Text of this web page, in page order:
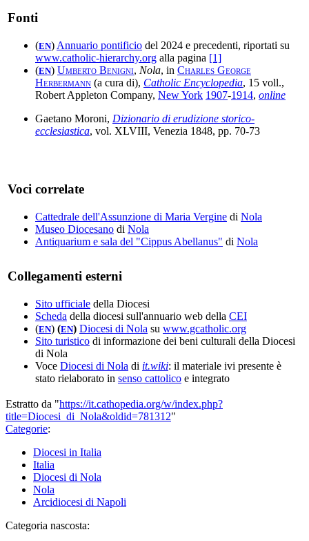
Fonti
(EN) Annuario pontificio del 2024 e precedenti, riportati su
www.catholic-hierarchy.org alla pagina [1]
(EN) Umberto Benigni, Nola, in Charles George
Herbermann (a cura di), Catholic Encyclopedia, 15 voll.,
Robert Appleton Company, New York 1907-1914, online
Gaetano Moroni, Dizionario di erudizione storico-
ecclesiastica, vol. XLVIII, Venezia 1848, pp. 70-73
Voci correlate
Cattedrale dell'Assunzione di Maria Vergine di Nola
Museo Diocesano di Nola
Antiquarium e sala del "Cippus Abellanus" di Nola
Collegamenti esterni
Sito ufficiale della Diocesi
Scheda della diocesi sull'annuario web della CEI
(EN) (EN) Diocesi di Nola su www.gcatholic.org
Sito turistico di informazione dei beni culturali della Diocesi
di Nola
Voce Diocesi di Nola di it.wiki: il materiale ivi presente è
stato rielaborato in senso cattolico e integrato
Estratto da "https://it.cathopedia.org/w/index.php?
title=Diocesi_di_Nola&oldid=781312"
Categorie:
Diocesi in Italia
Italia
Diocesi di Nola
Nola
Arcidiocesi di Napoli
Categoria nascosta: